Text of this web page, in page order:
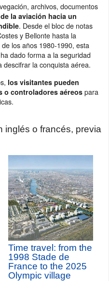
archivos, documentos
la aviación hacia un
. Desde el bloc de notas
y Bellonte hasta la
los años 1980-1990, esta
dado forma a la seguridad
la conquista aérea.
los visitantes pueden
o controladores aéreos para
inglés o francés, previa
Time travel: from the
1998 Stade de
France to the 2025
Olympic village